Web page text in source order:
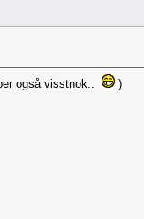
også visstnok..
)